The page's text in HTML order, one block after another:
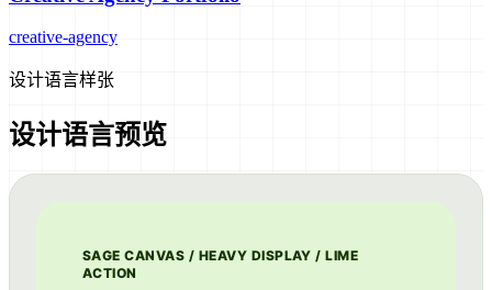
creative-agency
设计语言样张
设计语言预览
SAGE CANVAS / HEAVY DISPLAY / LIME
ACTION